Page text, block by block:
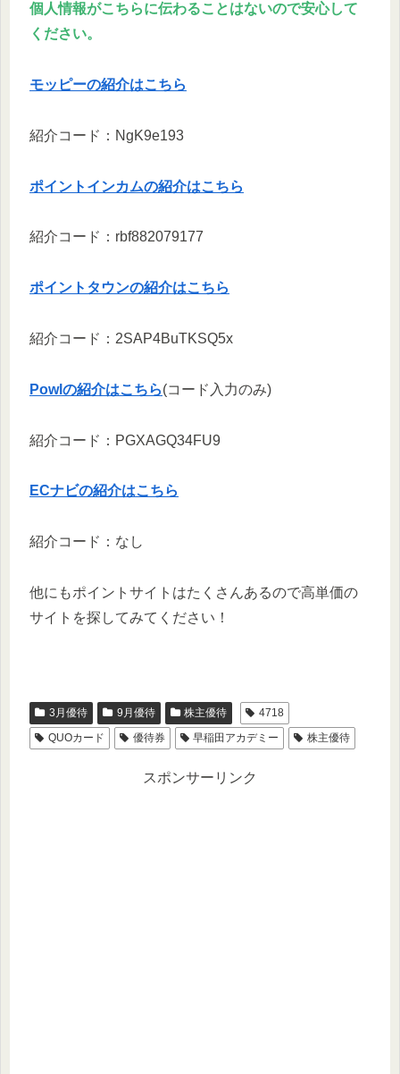
個人情報がこちらに伝わることはないので安心して
ください。
モッピーの紹介はこちら
紹介コード：NgK9e193
ポイントインカムの紹介はこちら
紹介コード：rbf882079177
ポイントタウンの紹介はこちら
紹介コード：2SAP4BuTKSQ5x
Powlの紹介はこちら(コード入力のみ)
紹介コード：PGXAGQ34FU9
ECナビの紹介はこちら
紹介コード：なし
他にもポイントサイトはたくさんあるので高単価の
サイトを探してみてください！
3月優待 9月優待 株主優待
4718
QUOカード
優待券 早稲田アカデミー 株主優待
スポンサーリンク